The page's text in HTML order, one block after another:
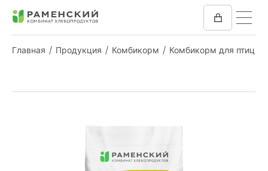
Главная Продукция Комбикорм Комбикорм для птиц